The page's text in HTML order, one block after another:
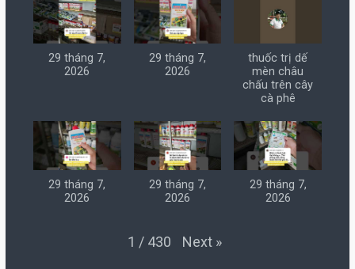
29 tháng 7,
2026
29 tháng 7,
2026
thuốc trị dế
mèn châu
chấu trên cây
cà phê
29 tháng 7,
2026
29 tháng 7,
2026
29 tháng 7,
2026
1 / 430 Next »